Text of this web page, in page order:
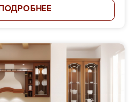
ПОДРОБНЕЕ